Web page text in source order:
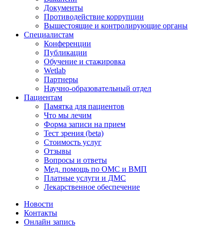
Документы
Противодействие коррупции
Вышестоящие и контролирующие органы
Специалистам
Конференции
Публикации
Обучение и стажировка
Wetlab
Партнеры
Научно-образовательный отдел
Пациентам
Памятка для пациентов
Что мы лечим
Форма записи на прием
Тест зрения (beta)
Стоимость услуг
Отзывы
Вопросы и ответы
Мед. помощь по ОМС и ВМП
Платные услуги и ДМС
Лекарственное обеспечение
Новости
Контакты
Онлайн запись